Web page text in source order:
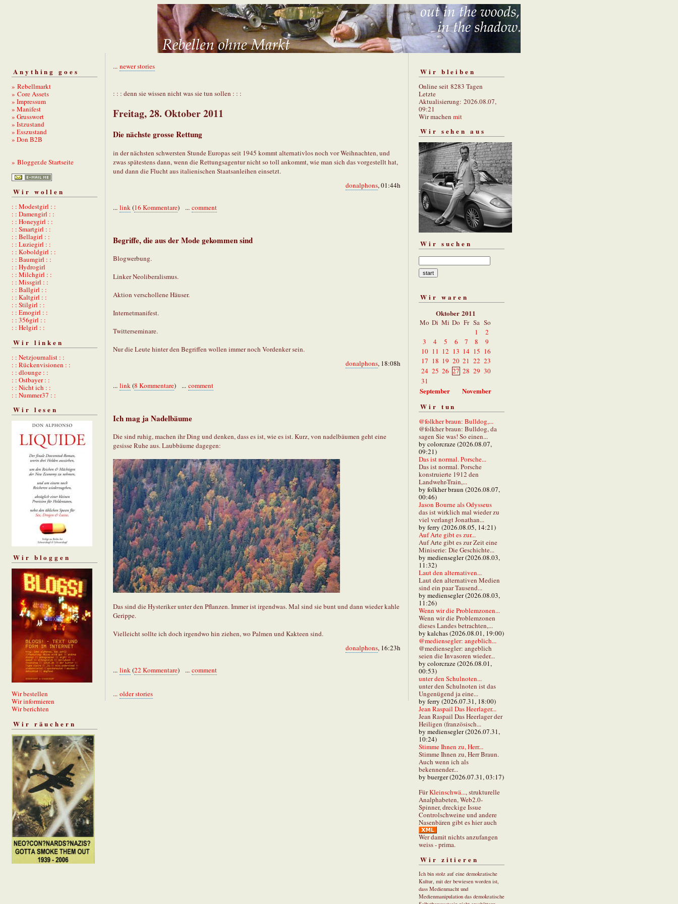
Anything goes
» Rebellmarkt
» Core Assets
» Impressum
» Manifest
» Grusswort
» Istzustand
» Esszustand
» Don B2B
» Blogger.de Startseite
Wir wollen
: : Modestgirl : :
: : Damengirl : :
: : Honeygirl : :
: : Smartgirl : :
: : Bellagirl : :
: : Luziegirl : :
: : Koboldgirl : :
: : Baumgirl : :
: : Hydrogirl
: : Milchgirl : :
: : Missgirl : :
: : Ballgirl : :
: : Kaltgirl : :
: : Stilgirl : :
: : Emogirl : :
: : 356girl : :
: : Helgirl : :
Wir linken
: : Netzjournalist : :
: : Rückenvisionen : :
: : dlounge : :
: : Ostbayer : :
: : Nicht ich : :
: : Nummer37 : :
Wir lesen
Wir bloggen
Wir bestellen
Wir informieren
Wir berichten
Wir räuchern
... newer stories
: : : denn sie wissen nicht was sie tun sollen : : :
Freitag, 28. Oktober 2011
Die nächste grosse Rettung
in der nächsten schwersten Stunde Europas seit 1945 kommt alternativlos noch vor Weihnachten, und
zwas spätestens dann, wenn die Rettungsagentur nicht so toll ankommt, wie man sich das vorgestellt hat,
und dann die Flucht aus italienischen Staatsanleihen einsetzt.
donalphons, 01:44h
... link (16 Kommentare) ... comment
Begriffe, die aus der Mode gekommen sind
Blogwerbung.
Linker Neoliberalismus.
Aktion verschollene Häuser.
Internetmanifest.
Twitterseminare.
Nur die Leute hinter den Begriffen wollen immer noch Vordenker sein.
donalphons, 18:08h
... link(8 Kommentare) ... comment
Ich mag ja Nadelbäume
Die sind ruhig, machen ihr Ding und denken, dass es ist, wie es ist. Kurz, von nadelbäumen geht eine
gesisse Ruhe aus. Laubbäume dagegen:
Das sind die Hysteriker unter den Pflanzen. Immer ist irgendwas. Mal sind sie bunt und dann wieder kahle
Gerippe.
Vielleicht sollte ich doch irgendwo hin ziehen, wo Palmen und Kakteen sind.
donalphons, 16:23h
... link(22 Kommentare) ... comment
... older stories
Wir bleiben
Online seit 8283 Tagen
Letzte
Aktualisierung: 2026.08.07,
09:21
Wir machen mit
Wir sehen aus
Wir suchen
Wir waren
Oktober 2011
Mo Di Mi Do Fr Sa So
1
2
3
4 5 6 7 8
9
10 11 12 13 14 15 16
17 18 19 20 21 22 23
24 25 26 27 28 29 30
31
September
November
Wir tun
@folkher braun: Bulldog,...
@folkher braun: Bulldog, da
sagen Sie was! So einen...
by colorcraze (2026.08.07,
09:21)
Das ist normal. Porsche...
Das ist normal. Porsche
konstruierte 1912 den
Landwehr-Train,...
by folkher braun (2026.08.07,
00:46)
Jason Bourne als Odysseus
das ist wirklich mal wieder zu
viel verlangt Jonathan...
by ferry (2026.08.05, 14:21)
Auf Arte gibt es zur...
Auf Arte gibt es zur Zeit eine
Miniserie: Die Geschichte...
by mediensegler (2026.08.03,
11:32)
Laut den alternativen...
Laut den alternativen Medien
sind ein paar Tausend...
by mediensegler (2026.08.03,
11:26)
Wenn wir die Problemzonen...
Wenn wir die Problemzonen
dieses Landes betrachten,...
by kalchas (2026.08.01, 19:00)
@mediensegler: angeblich...
@mediensegler: angeblich
seien die Invasoren wieder...
by colorcraze (2026.08.01,
00:53)
unter den Schulnoten...
unter den Schulnoten ist das
Ungenügend ja eine...
by ferry (2026.07.31, 18:00)
Jean Raspail Das Heerlager...
Jean Raspail Das Heerlager der
Heiligen (französisch...
by mediensegler (2026.07.31,
10:24)
Stimme Ihnen zu, Herr...
Stimme Ihnen zu, Herr Braun.
Auch wenn ich als
bekennender...
by buerger (2026.07.31, 03:17)
FürKleinschwä..., strukturelle
Analphabeten, Web2.0-
Spinner, dreckige Issue
Controlschweine und andere
Nasenbären gibt es hier auch
Wer damit nichts anzufangen
weiss - prima.
Wir zitieren
Ich bin stolz auf eine demokratische
Kultur, mit der bewiesen worden ist,
dass Medienmacht und
Medienmanipulation das demokratische